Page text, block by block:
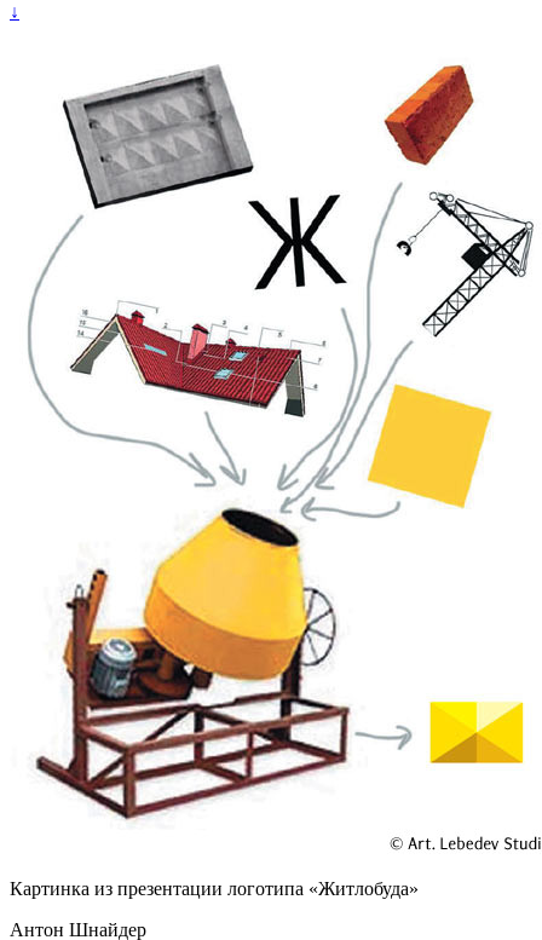
↓
Картинка из презентации логотипа «Житлобуда»
Антон Шнайдер